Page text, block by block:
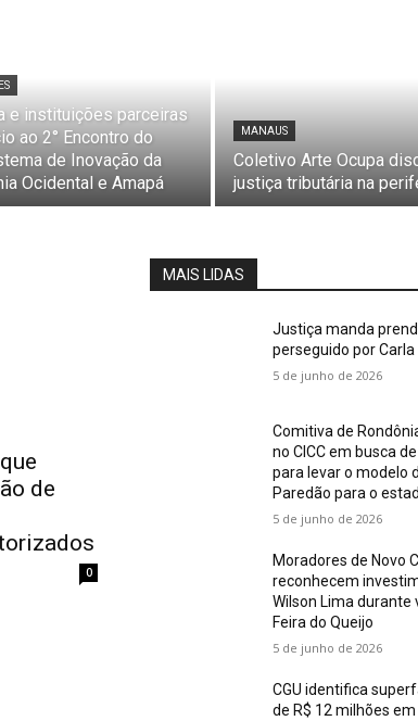
e instituições parceiras
ao 2° Encontro do
de Inovação da
Ocidental e Amapá
MANAUS
Coletivo Arte Ocupa
justiça tributária na
de
0
MAIS LIDAS
Justiça manda
perseguido por
5 de junho de 2026
Comitiva de
no CICC em busca
para levar o modelo
Paredão para o
5 de junho de 2026
Moradores de Novo
reconhecem
Wilson Lima durante
Feira do Queijo
5 de junho de 2026
CGU identifica
de R$ 12 milhões